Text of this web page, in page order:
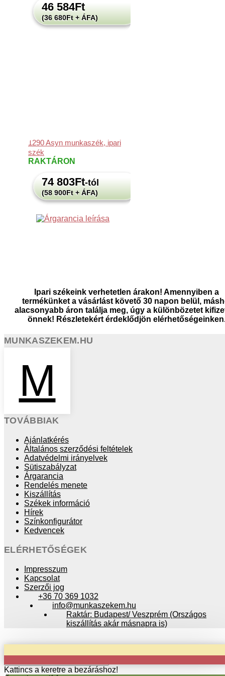
46 584Ft
(36 680Ft + ÁFA)
1290 Asyn munkaszék, ipari
szék
RAKTÁRON
74 803Ft-tól
(58 900Ft + ÁFA)
Ipari székeink verhetetlen árakon! Amennyiben a
termékünket a vásárlást követő 30 napon belül,
alacsonyabb áron találja meg, úgy a különbözetet
önnek! Részletekért érdeklődjön
MUNKASZEKEM.HU
M
TOVÁBBIAK
Ajánlatkérés
Általános szerződési feltételek
Adatvédelmi irányelvek
Sütiszabályzat
Árgarancia
Rendelés menete
Kiszállítás
Székek információ
Hírek
Színkonfigurátor
Kedvencek
ELÉRHETŐSÉGEK
Impresszum
Kapcsolat
Szerzői jog
+36 70 369 1032
info@munkaszekem.hu
Raktár: Budapest/ Veszprém (Országos
kiszállítás akár másnapra is)
Kattincs a keretre a bezáráshoz!